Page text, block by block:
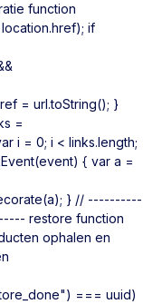
function
if
= url.toString(); }
=
i = 0; i < links.length;
{ var a =
} // ----------
restore function
ophalen en
=== uuid)